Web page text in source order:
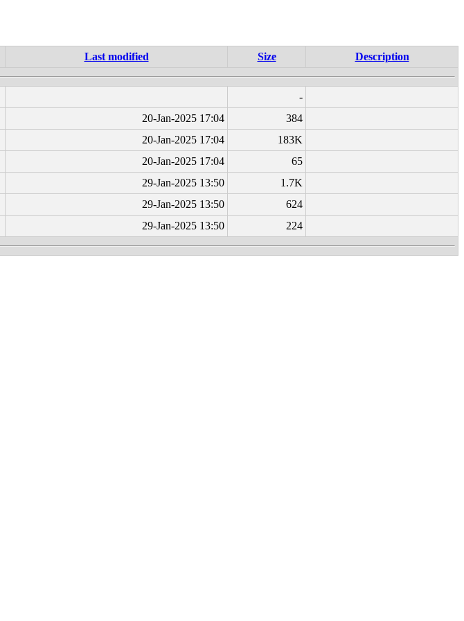
Last modified Size Description
-
20-Jan-2025 17:04
384
20-Jan-2025 17:04
183K
20-Jan-2025 17:04
65
29-Jan-2025 13:50
1.7K
29-Jan-2025 13:50
624
29-Jan-2025 13:50 224